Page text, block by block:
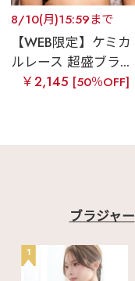
8/10(月)15:59まで
【WEB限定】ケミカ
ルレース 超盛ブラ...
￥2,145 [50％OFF]
ブラジャー
1